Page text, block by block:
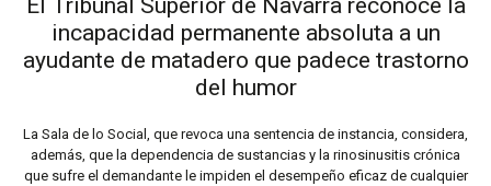
El Tribunal Superior de Navarra reconoce la
incapacidad permanente absoluta a un
ayudante de matadero que padece trastorno
del humor
La Sala de lo Social, que revoca una sentencia de instancia, considera,
además, que la dependencia de sustancias y la rinosinusitis crónica
que sufre el demandante le impiden el desempeño eficaz de cualquier